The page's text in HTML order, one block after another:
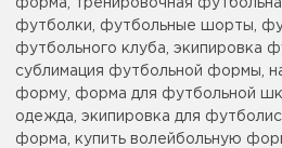
форма, тренировочная
футболки, футбольные шорты,
футбольного клуба, экипировка
сублимация футбольной формы,
форму, форма для футбольной
одежда, экипировка для
форма, купить волейбольную